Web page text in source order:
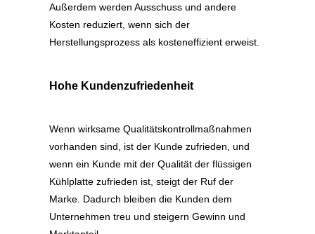
Außerdem werden Ausschuss und andere
Kosten reduziert, wenn sich der
Herstellungsprozess als kosteneffizient erweist.
Hohe Kundenzufriedenheit
Wenn wirksame Qualitätskontrollmaßnahmen
vorhanden sind, ist der Kunde zufrieden, und
wenn ein Kunde mit der Qualität der flüssigen
Kühlplatte zufrieden ist, steigt der Ruf der
Marke. Dadurch bleiben die Kunden dem
Unternehmen treu und steigern Gewinn und